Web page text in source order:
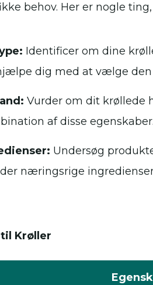
behov. Her er nogle
Identificer om dine
dig med at vælge den
Vurder om dit krøllede
af disse egenskaber.
Undersøg
næringsrige
Krøller